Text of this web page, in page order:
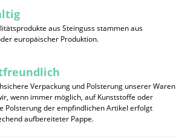
aus Steinguss stammen aus
europäischer Produktion.
Verpackung und Polsterung unserer Waren
wenn immer möglich, auf Kunststoffe oder
Polsterung der empfindlichen Artikel erfolgt
aufbereiteter Pappe.